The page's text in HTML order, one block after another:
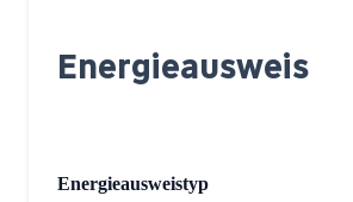
Energieausweis
Energieausweistyp